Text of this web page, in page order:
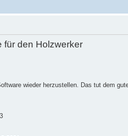
für den Holzwerker
wieder herzustellen. Das tut dem